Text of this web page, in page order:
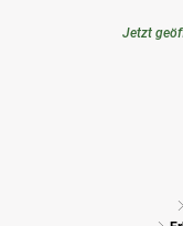
Klicken, um
Jetzt